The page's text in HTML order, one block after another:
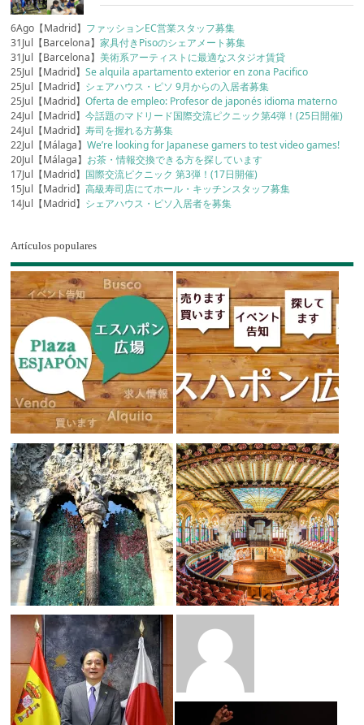
6Ago【Madrid】 ファッションEC営業スタッフ募集
31Jul【Barcelona】家具付きPisoのシェアメート募集
31Jul【Barcelona】美術系アーティストに最適なスタジオ賃貸
25Jul【Madrid】Se alquila apartamento exterior en zona Pacifico
25Jul【Madrid】 シェアハウス・ピソ 9月からの入居者募集
25Jul【Madrid】Oferta de empleo: Profesor de japonés idioma materno
24Jul【Madrid】今話題のマドリード国際交流ピクニック第4弾！(25日開催)
24Jul【Madrid】寿司を握れる方募集
22Jul【Málaga】We’re looking for Japanese gamers to test video games!
20Jul【Málaga】 お茶・情報交換できる方を探しています
17Jul【Madrid】 国際交流ピクニック 第3弾！(17日開催)
15Jul【Madrid】高級寿司店にてホール・キッチンスタッフ募集
14Jul【Madrid】 シェアハウス・ピソ入居者を募集
Artículos populares